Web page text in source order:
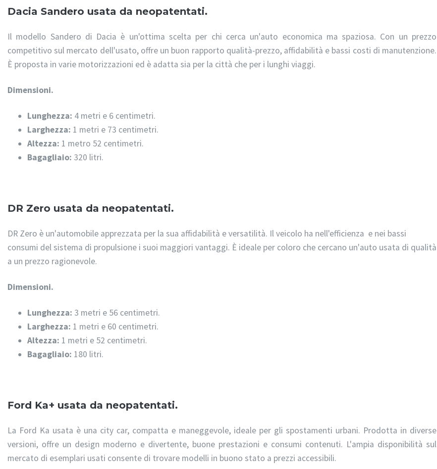
Dacia Sandero usata da neopatentati.
Il modello Sandero di Dacia è un'ottima scelta per chi cerca un'auto economica ma spaziosa. Con un prezzo
competitivo sul mercato dell'usato, offre un buon rapporto qualità-prezzo, affidabilità e bassi costi di manutenzione.
È proposta in varie motorizzazioni ed è adatta sia per la città che per i lunghi viaggi.
Dimensioni.
Lunghezza: 4 metri e 6 centimetri.
Larghezza: 1 metri e 73 centimetri.
Altezza: 1 metro 52 centimetri.
Bagagliaio: 320 litri.
DR Zero usata da neopatentati.
DR Zero è un'automobile apprezzata per la sua affidabilità e versatilità. Il veicolo ha nell'efficienza e nei bassi
consumi del sistema di propulsione i suoi maggiori vantaggi. È ideale per coloro che cercano un'auto usata di qualità
a un prezzo ragionevole.
Dimensioni.
Lunghezza: 3 metri e 56 centimetri.
Larghezza: 1 metri e 60 centimetri.
Altezza: 1 metri e 52 centimetri.
Bagagliaio: 180 litri.
Ford Ka+ usata da neopatentati.
La Ford Ka usata è una city car, compatta e maneggevole, ideale per gli spostamenti urbani. Prodotta in diverse
versioni, offre un design moderno e divertente, buone prestazioni e consumi contenuti. L'ampia disponibilità sul
mercato di esemplari usati consente di trovare modelli in buono stato a prezzi accessibili.